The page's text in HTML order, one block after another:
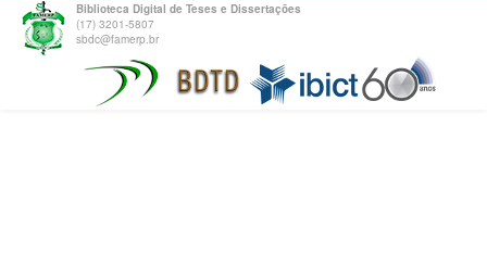
Biblioteca Digital de Teses e Dissertações
(17) 3201-5807
sbdc@famerp.br